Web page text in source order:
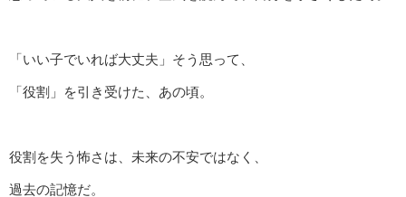
「いい子でいれば大丈夫」そう思って、
「役割」を引き受けた、あの頃。
役割を失う怖さは、未来の不安ではなく、
過去の記憶だ。